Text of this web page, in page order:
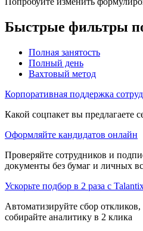
Быстрые фильтры
Полная занятость
Полный день
Вахтовый метод
Корпоративная поддержка
Какой соцпакет вы предлагаете
Оформляйте кандидатов онлайн
Проверяйте сотрудников и
документы без бумаг и личных
Ускорьте подбор в 2 раза с
Автоматизируйте сбор откликов,
собирайте аналитику в 2 клика